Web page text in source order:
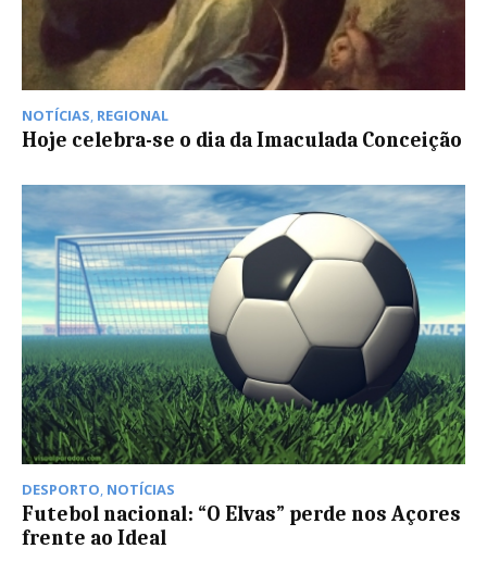
NOTÍCIAS REGIONAL
Hoje celebra-se o dia da Imaculada Conceição
DESPORTO NOTÍCIAS
Futebol nacional: “O Elvas” perde nos Açores
frente ao Ideal